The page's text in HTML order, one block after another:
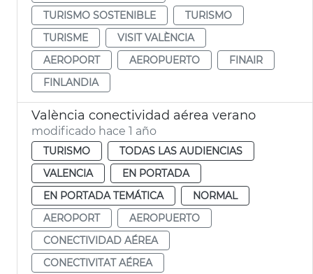
TURISMO SOSTENIBLE
TURISMO
TURISME
VISIT VALÈNCIA
AEROPORT
AEROPUERTO
FINAIR
FINLANDIA
València conectividad aérea verano
modificado hace 1 año
TURISMO
TODAS LAS AUDIENCIAS
VALENCIA
EN PORTADA
EN PORTADA TEMÁTICA
NORMAL
AEROPORT
AEROPUERTO
CONECTIVIDAD AÉREA
CONECTIVITAT AÉREA